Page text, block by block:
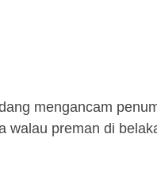
mengancam
walau preman di